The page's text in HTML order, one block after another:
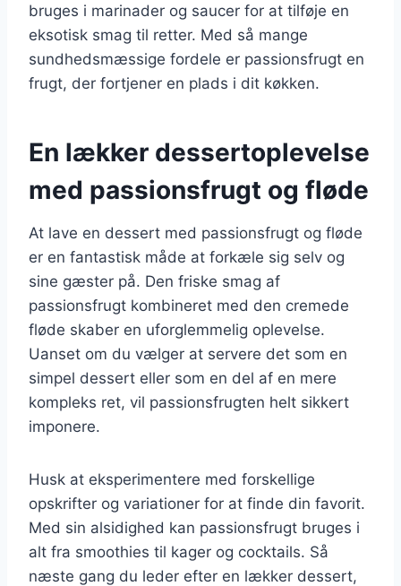
bruges i marinader og saucer for at tilføje en
eksotisk smag til retter. Med så mange
sundhedsmæssige fordele er passionsfrugt en
frugt, der fortjener en plads i dit køkken.
En lækker dessertoplevelse
med passionsfrugt og fløde
At lave en dessert med passionsfrugt og fløde
er en fantastisk måde at forkæle sig selv og
sine gæster på. Den friske smag af
passionsfrugt kombineret med den cremede
fløde skaber en uforglemmelig oplevelse.
Uanset om du vælger at servere det som en
simpel dessert eller som en del af en mere
kompleks ret, vil passionsfrugten helt sikkert
imponere.
Husk at eksperimentere med forskellige
opskrifter og variationer for at finde din favorit.
Med sin alsidighed kan passionsfrugt bruges i
alt fra smoothies til kager og cocktails. Så
næste gang du leder efter en lækker dessert,